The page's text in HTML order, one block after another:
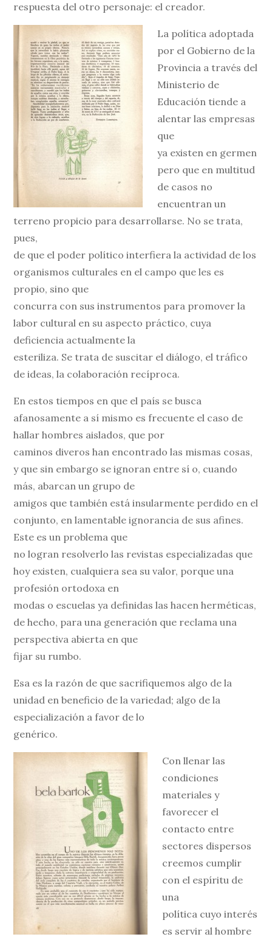
respuesta del otro personaje: el creador.
La política adoptada
por el Gobierno de la
Provincia a través del
Ministerio de
Educación tiende a
alentar las empresas
que
ya existen en germen
pero que en multitud
de casos no
encuentran un
terreno propicio para desarrollarse. No se trata,
pues,
de que el poder político interfiera la actividad de los
organismos culturales en el campo que les es
propio, sino que
concurra con sus instrumentos para promover la
labor cultural en su aspecto práctico, cuya
deficiencia actualmente la
esteriliza. Se trata de suscitar el diálogo, el tráfico
de ideas, la colaboración recíproca.
En estos tiempos en que el país se busca
afanosamente a sí mismo es frecuente el caso de
hallar hombres aislados, que por
caminos diveros han encontrado las mismas cosas,
y que sin embargo se ignoran entre sí o, cuando
más, abarcan un grupo de
amigos que también está insularmente perdido en el
conjunto, en lamentable ignorancia de sus afines.
Este es un problema que
no logran resolverlo las revistas especializadas que
hoy existen, cualquiera sea su valor, porque una
profesión ortodoxa en
modas o escuelas ya definidas las hacen herméticas,
de hecho, para una generación que reclama una
perspectiva abierta en que
fijar su rumbo.
Esa es la razón de que sacrifiquemos algo de la
unidad en beneficio de la variedad; algo de la
especialización a favor de lo
genérico.
Con llenar las
condiciones
materiales y
favorecer el
contacto entre
sectores dispersos
creemos cumplir
con el espíritu de
una
política cuyo interés
es servir al hombre